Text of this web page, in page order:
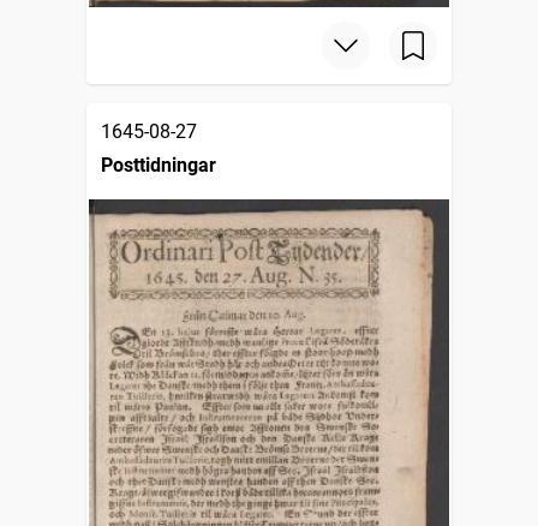
1645-08-27
Posttidningar